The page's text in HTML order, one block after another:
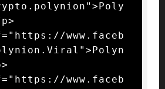
www.faceb
www.faceb